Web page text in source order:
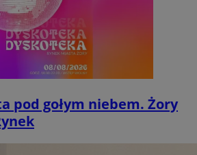
pod gołym niebem. Żory